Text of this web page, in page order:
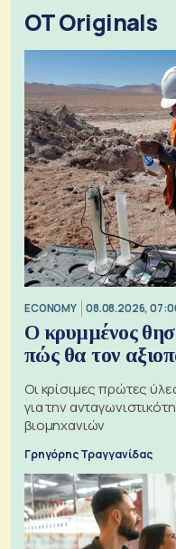
OT Originals
ECONOMY 08.08.2026,
Ο κρυμμένος
πώς θα τον
Οι κρίσιμες πρώτες
για την
βιομηχανιών
Γρηγόρης Τραγγανίδας